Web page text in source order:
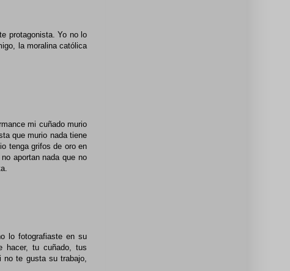
protagonista. Yo no lo
la moralina católica
mi cuñado murio
que murio nada tiene
tenga grifos de oro en
aportan nada que no
lo fotografiaste en su
hacer, tu cuñado, tus
te gusta su trabajo,